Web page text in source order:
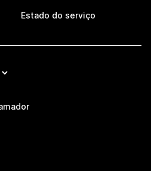
Estado do serviço